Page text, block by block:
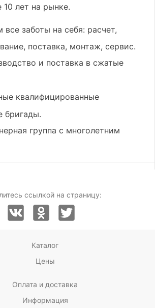
10 лет на рынке.
все заботы на себя: расчет,
поставка, монтаж, сервис.
и поставка в сжатые
квалифицированные
бригады.
группа с многолетним
ссылкой на страницу:
Каталог
Цены
Оплата и доставка
Информация